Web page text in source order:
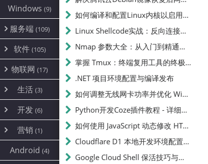
Alpine
CentOS(17)
Debian(24)
ProxmoxVE
Ubuntu(7)
Windows (9)
服务端 (109)
环境配置
DD重装(3)
加速优化(34)
面板(12)
容器
游戏 (7)
饥荒(7)
云服务商(4)
WEB源码(6)
建站(5)
软件 (105)
安全(12)
办公(4)
图片 (2)
文件
系统 (35)
AI(10)
物联网 (17)
路由器
随身wifi(1)
mobile(14)
刷机
magisk
生活 (3)
线报
sim卡(1)
开发 (6)
编译
JavaScript(2)
python(2)
营销 (1)
公关(1)
SEO(1)
Android (4)
如何编译和配置Linux内核以启用BBR2 | 内核编译教程
Linux Shellcode实战：反向连接、持久化、免杀技术详解（MSF,Cobalt Strike）- 从原理到C加载器实现
Nmap 参数大全：从入门到精通，掌握网络扫描的核心技巧
掌握 Tmux：终端复用工具的终极指南
.NET 项目环境配置与编译发布
如何调整无线网卡功率并优化 Wifite 的功率设置
Python开发Coze插件教程 - 详细步骤与注意事项
如何使用 JavaScript 动态修改 HTML 中的权限文本 | 前端开发教程
Cloudflare D1 本地开发环境配置指南 | CF Pages Local Development Guide
Google Cloud Shell 保活技巧与配额时间查看方法